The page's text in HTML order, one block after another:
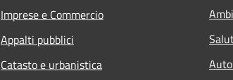
Imprese e Commercio
Appalti pubblici
Catasto e urbanistica